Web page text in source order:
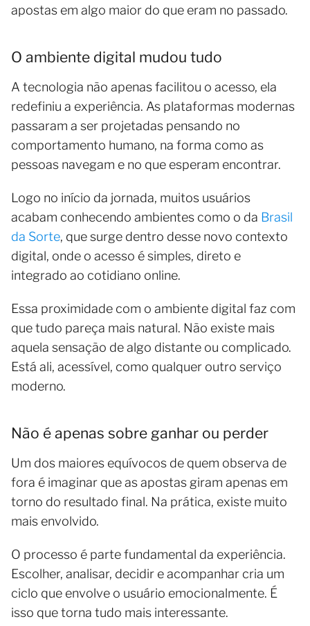
apostas em algo maior do que eram no passado.
O ambiente digital mudou tudo
A tecnologia não apenas facilitou o acesso, ela
redefiniu a experiência. As plataformas modernas
passaram a ser projetadas pensando no
comportamento humano, na forma como as
pessoas navegam e no que esperam encontrar.
Logo no início da jornada, muitos usuários
acabam conhecendo ambientes como o da Brasil
da Sorte, que surge dentro desse novo contexto
digital, onde o acesso é simples, direto e
integrado ao cotidiano online.
Essa proximidade com o ambiente digital faz com
que tudo pareça mais natural. Não existe mais
aquela sensação de algo distante ou complicado.
Está ali, acessível, como qualquer outro serviço
moderno.
Não é apenas sobre ganhar ou perder
Um dos maiores equívocos de quem observa de
fora é imaginar que as apostas giram apenas em
torno do resultado final. Na prática, existe muito
mais envolvido.
O processo é parte fundamental da experiência.
Escolher, analisar, decidir e acompanhar cria um
ciclo que envolve o usuário emocionalmente. É
isso que torna tudo mais interessante.